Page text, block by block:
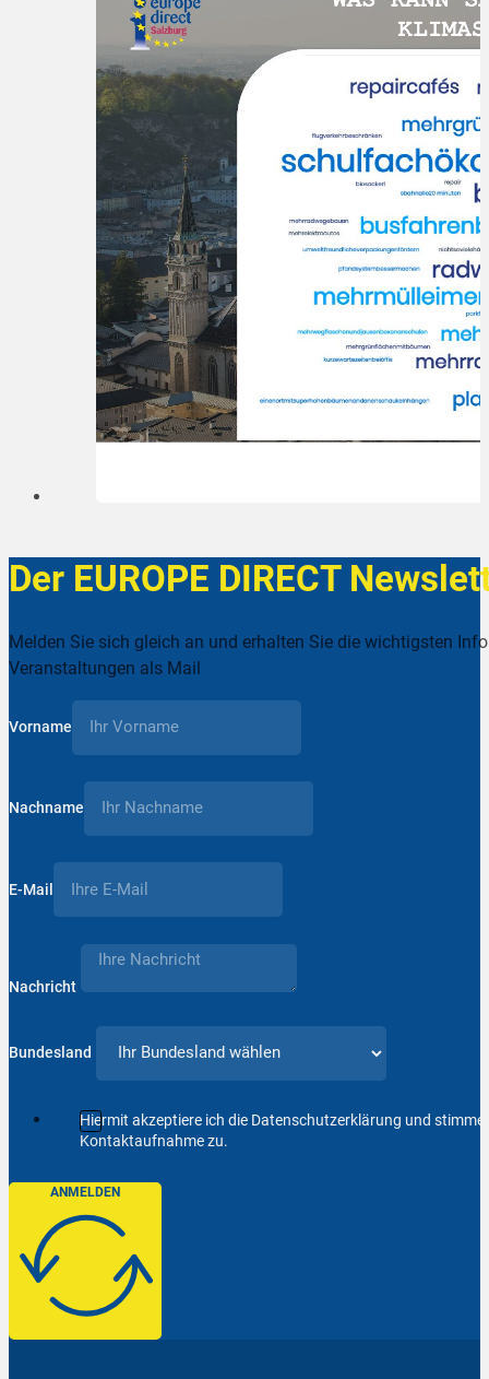
Der EUROPE DIRECT
Melden Sie sich gleich an und erhalten Sie die wichtigsten
Veranstaltungen als Mail
Vorname
Nachname
E-Mail
Nachricht
Bundesland
Hiermit akzeptiere ich die Datenschutzerklärung und
Kontaktaufnahme zu.
ANMELDEN